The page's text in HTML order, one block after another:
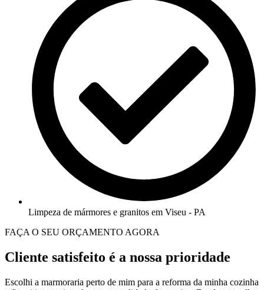
Limpeza de mármores e granitos em Viseu - PA
FAÇA O SEU ORÇAMENTO AGORA
Cliente satisfeito é a nossa prioridade
Escolhi a marmoraria perto de mim para a reforma da minha cozinha